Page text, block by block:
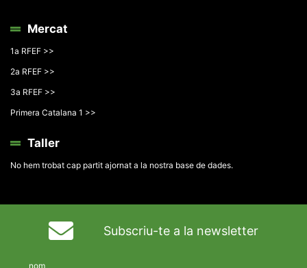
Mercat
1a RFEF >>
2a RFEF >>
3a RFEF >>
Primera Catalana 1 >>
Taller
No hem trobat cap partit ajornat a la nostra base de dades.
Subscriu-te a la newsletter